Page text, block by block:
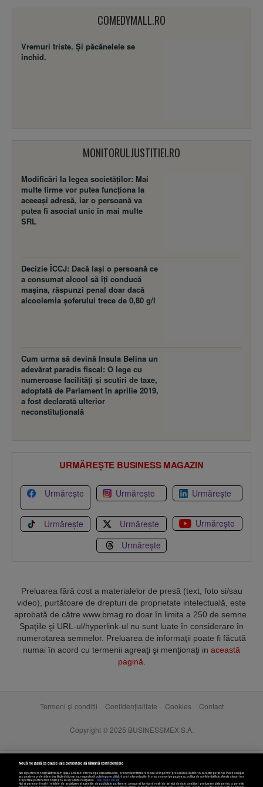
COMEDYMALL.RO
Vremuri triste. Şi păcănelele se
închid.
MONITORULJUSTITIEI.RO
Modificări la legea societăţilor: Mai
multe firme vor putea funcţiona la
aceeaşi adresă, iar o persoană va
putea fi asociat unic în mai multe
SRL
Decizie ÎCCJ: Dacă laşi o persoană ce
a consumat alcool să îţi conducă
maşina, răspunzi penal doar dacă
alcoolemia şoferului trece de 0,80 g/l
Cum urma să devină Insula Belina un
adevărat paradis fiscal: O lege cu
numeroase facilităţi şi scutiri de taxe,
adoptată de Parlament în aprilie 2019,
a fost declarată ulterior
neconstituţională
URMĂREȘTE BUSINESS MAGAZIN
Urmărește Urmărește Urmărește
Urmărește Urmărește
Urmărește
Urmărește
Preluarea fără cost a materialelor de presă (text, foto si/sau
video), purtătoare de drepturi de proprietate intelectuală, este
aprobată de către www.bmag.ro doar în limita a 250 de semne.
Spaţiile şi URL-ul/hyperlink-ul nu sunt luate în considerare în
numerotarea semnelor. Preluarea de informaţii poate fi făcută
numai în acord cu termenii agreaţi şi menţionaţi in această
pagină
Termeni și condiții Confidențialitate Cookies Contact
Copyright © 2025 BUSINESSMEX S.A.
Nouă ne pasă ca datele tale personale să rămână confidențiale
Noi și partenerii noștri589stocăm și/sau accesăm informații pe dispozitivul dvs., precum identificatorii cookie unici pentru prelucrarea datelor cu caracter personal. Puteți accepta
sau gestiona preferințele dvs. făcând clic mai jos, respectiv vă puteți opune utilizării unui interes legitim în orice moment pe pagina cu politica de confidențialitate. Aceste alegeri vor
fi raportate partenerilor noștri și nu vă vor afecta navigarea.
Mai multe detalii
Noi si partenerii nostri (retelele de socializare si agentiile de publicitate partenere, precum si furnizorii nostri de servicii de date analitice) prelucram date pentru a permite